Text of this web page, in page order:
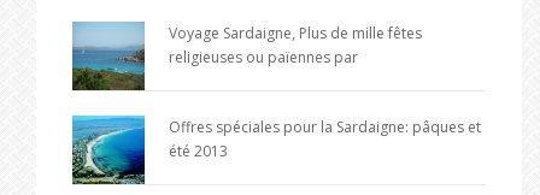
Voyage Sardaigne, Plus de mille fêtes
religieuses ou païennes par
Offres spéciales pour la Sardaigne: pâques et
été 2013